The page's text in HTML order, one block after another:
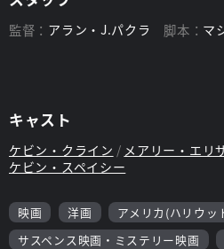
監督： アラン・J.パクラ 脚本： マ
キャスト
ケビン・クライン
メアリー・エリ
ケビン・スペイシー
映画 洋画
アメリカ(ハリウッ
サスペンス映画・ミステリー映画